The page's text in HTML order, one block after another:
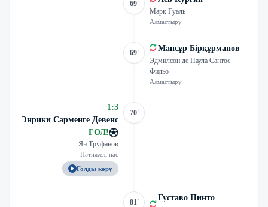
69'
Марк Гуаль
Алмастыру
69' Мансұр Бірқұрманов
Эдмилсон де Паула Сантос
Фильо
Алмастыру
1:3
Энрики Сарменге Девенс
ГОЛ!
Ян Труфанов
Нәтижелі пас
Голды көру
70'
81'
Густаво Пинто